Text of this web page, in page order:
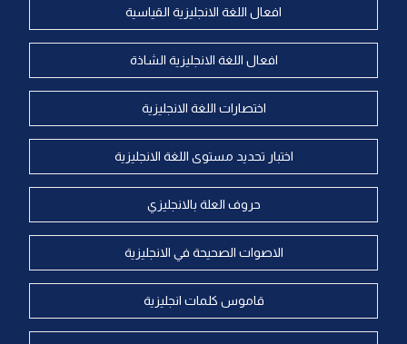
افعال اللغة الانجليزية القياسية
افعال اللغة الانجليزية الشاذة
اختصارات اللغة الانجليزية
اختبار تحديد مستوى اللغة الانجليزية
حروف العلة بالانجليزي
الاصوات الصحيحة في الانجليزية
قاموس كلمات انجليزية